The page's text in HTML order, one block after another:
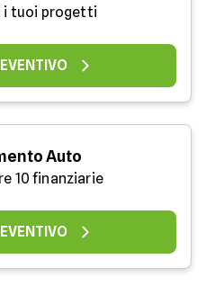
i tuoi progetti
Auto
10 finanziarie